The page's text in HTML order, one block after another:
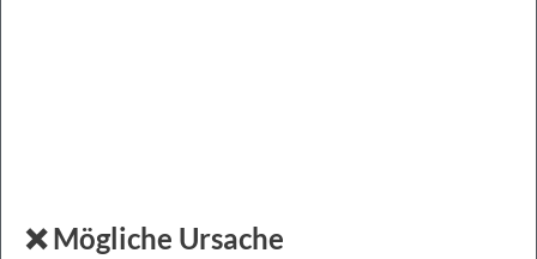
❌ Mögliche Ursache